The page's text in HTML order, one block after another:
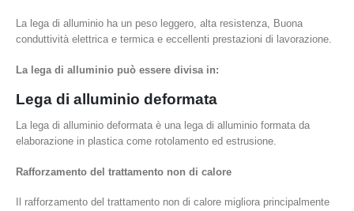
La lega di alluminio ha un peso leggero, alta resistenza, Buona
conduttività elettrica e termica e eccellenti prestazioni di lavorazione.
La lega di alluminio può essere divisa in:
Lega di alluminio deformata
La lega di alluminio deformata è una lega di alluminio formata da
elaborazione in plastica come rotolamento ed estrusione.
Rafforzamento del trattamento non di calore
Il rafforzamento del trattamento non di calore migliora principalmente